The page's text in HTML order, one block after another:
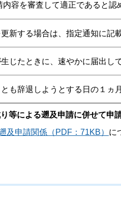
容を審査して適正であると認
新する場合は、指定通知に記
じたときに、速やかに届出し
も辞退しようとする日の１ヵ
等による遡及申請に併せて申
及申請関係（PDF：71KB） に